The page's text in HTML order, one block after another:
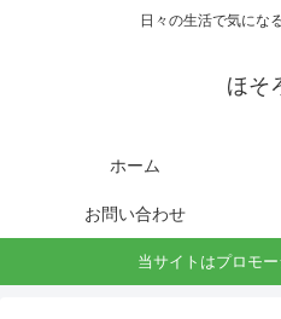
日々の生活で気にな
ほそ
ホーム
お問い合わせ
当サイトはプロモ